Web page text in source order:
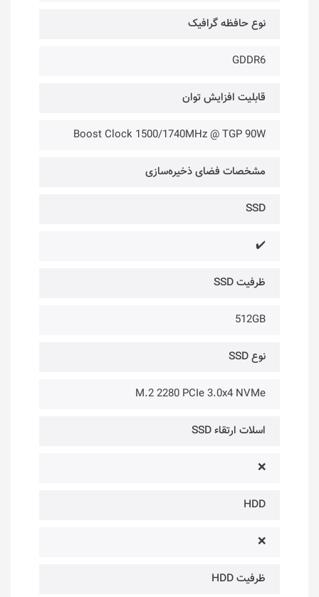
نوع حافظه گرافیک
GDDR6
قابلیت افزایش توان
Boost Clock 1500/1740MHz @ TGP 90W
مشخصات فضای ذخیره‌سازی
SSD
✔️
ظرفیت SSD
512GB
نوع SSD
M.2 2280 PCIe 3.0x4 NVMe
اسلات ارتقاء SSD
❌
HDD
❌
ظرفیت HDD